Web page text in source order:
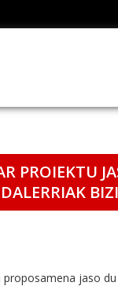
PROIEKTU
jaso du